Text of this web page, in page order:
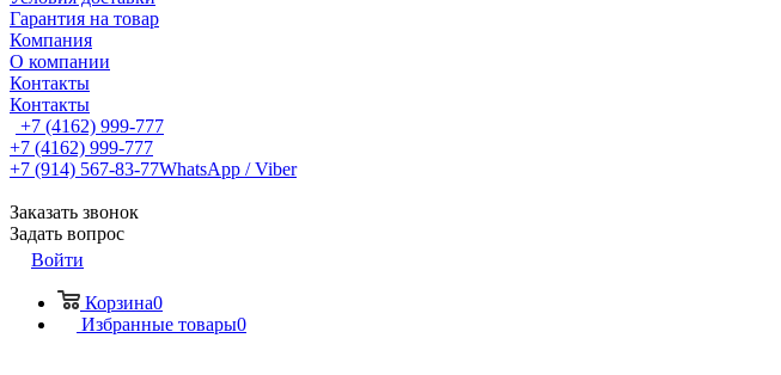
Гарантия на товар
Компания
О компании
Контакты
Контакты
+7 (4162) 999-777
+7 (4162) 999-777
+7 (914) 567-83-77WhatsApp / Viber
Заказать звонок
Задать вопрос
Войти
Корзина0
Избранные товары0